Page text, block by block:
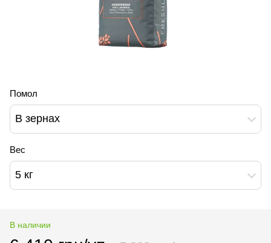
Помол
В зернах
Вес
5 кг
В наличии